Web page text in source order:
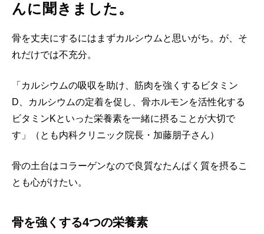
んに聞きました。
骨を丈夫にするにはまずカルシウムと思いがち。が、そ
れだけでは不充分。
「カルシウムの吸収を助け、筋肉を強くするビタミン
D、カルシウムの定着を促し、骨ホルモンを活性化する
ビタミンKといった栄養素を一緒に摂ることが大切で
す」（とも内科クリニック院長・加藤朋子さん）
骨の土台はコラーゲンなので良質なたんぱく質を摂るこ
とも心がけたい。
骨を強くする4つの栄養素